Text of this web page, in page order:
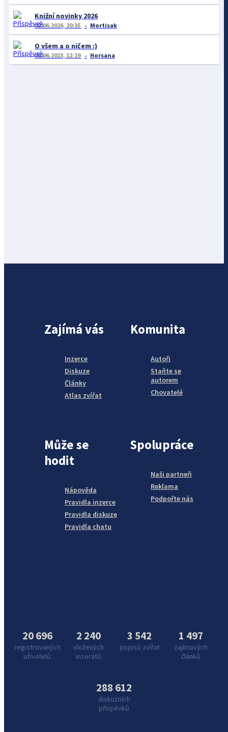
Knižní novinky 2026
02.06.2026, 20:35 Mortisak
O všem a o ničem :)
06.06.2023, 12:19 Horsana
Zajímá vás
Inzerce
Diskuze
Články
Atlas zvířat
Komunita
Autoři
Staňte se
autorem
Chovatelé
Může se
hodit
Nápověda
Pravidla inzerce
Pravidla diskuze
Pravidla chatu
Spolupráce
Naši partneři
Reklama
Podpořte nás
20 696
registrovaných
uživatelů
2 240
vložených
inzerátů
3 542
popisů zvířat
1 497
zajímavých
článků
288 612
diskuzních
příspěvků